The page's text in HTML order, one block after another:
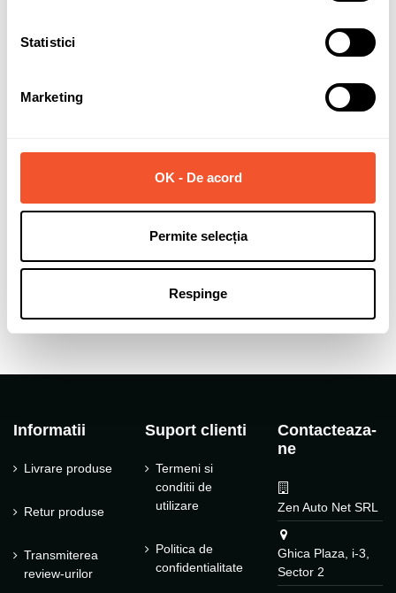
Statistici
Marketing
OK - De acord
Permite selecția
Respinge
Latime janta
PCD (prezoane + distanta) 5x120
Informatii
Livrare produse
Retur produse
Transmiterea
review-urilor
Suport clienti
Termeni si
conditii de
utilizare
Politica de
confidentialitate
Contacteaza-
ne
Zen Auto Net SRL
Ghica Plaza, i-3,
Sector 2